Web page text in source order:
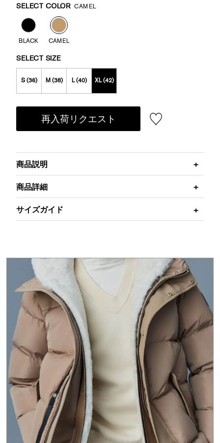
Variations
SELECT COLOR CAMEL
BLACK CAMEL
SELECT SIZE
S (36) M (38) L (40) XL (42)
再入荷リクエスト
商品説明
商品詳細
サイズガイド